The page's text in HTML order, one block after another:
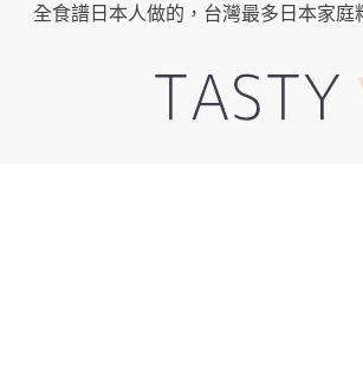
全食譜日本人做的，台灣最多日本家庭